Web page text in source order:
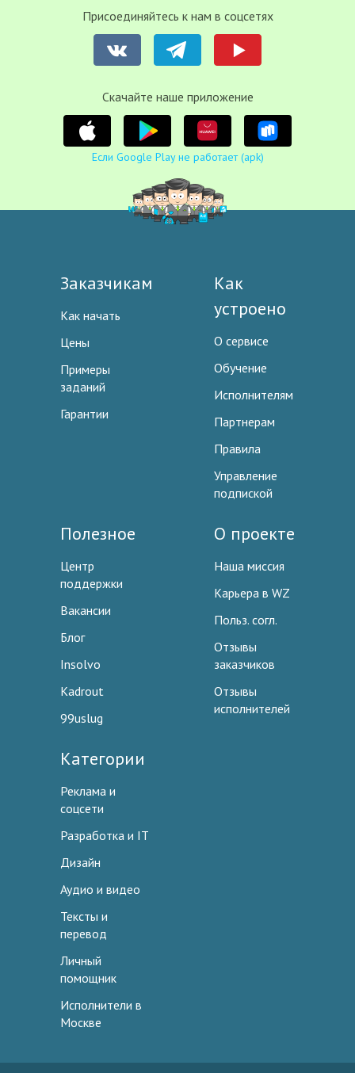
Присоединяйтесь к нам в соцсетях
Cкачайте наше приложение
Если Google Play не работает (apk)
Заказчикам
Как начать
Цены
Примеры
заданий
Гарантии
Как
устроено
О сервисе
Обучение
Исполнителям
Партнерам
Правила
Управление
подпиской
Полезное
Центр
поддержки
Вакансии
Блог
Insolvo
Kadrout
99uslug
О проекте
Наша миссия
Карьера в WZ
Польз. согл.
Отзывы
заказчиков
Отзывы
исполнителей
Категории
Реклама и
соцсети
Разработка и IT
Дизайн
Аудио и видео
Тексты и
перевод
Личный
помощник
Исполнители в
Москве